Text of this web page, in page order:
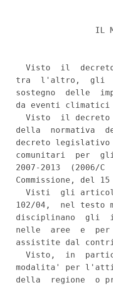
IL
Visto  il
tra  l'altro,  gli
sostegno  delle
da eventi climatici
Visto  il
della  normativa
decreto legislativo
comunitari  per
2007-2013  (2006/
Commissione, del
Visti  gli
102/04,  nel testo
disciplinano  gli
nelle  aree  e
assistite dal
Visto,  in
modalita' per
della  regione  o